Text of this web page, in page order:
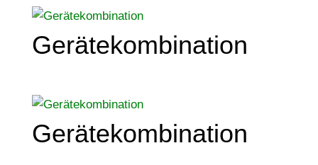
Gerätekombination
Gerätekombination